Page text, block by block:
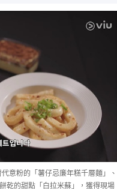
意粉的「薯仔忌廉年糕千層麵」、
乾的甜點「白拉米蘇」，獲得現場